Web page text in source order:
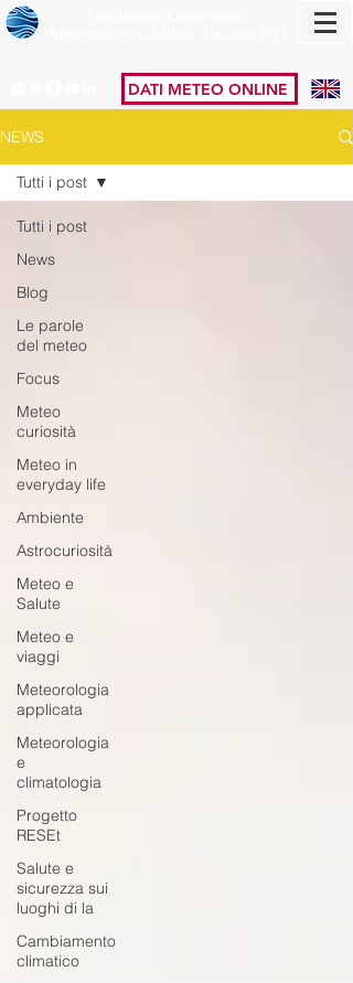
DATI METEO ONLINE
NEWS
Tutti i post
News
Blog
Le parole
del meteo
Focus
Meteo
curiosità
Meteo in
everyday life
Ambiente
Astrocuriosità
Meteo e
Salute
Meteo e
viaggi
Meteorologia
applicata
Meteorologia
e
climatologia
Progetto
RESEt
Salute e
sicurezza sui
luoghi di la
Cambiamento
climatico
Tutti i post